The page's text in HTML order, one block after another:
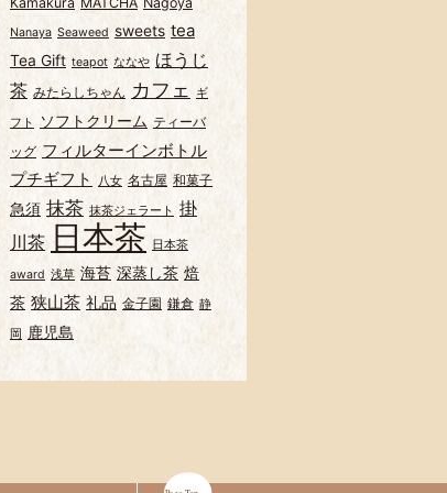
Nanaya Seaweed sweets tea
Tea Gift teapot ななや ほうじ
茶 みたらしちゃん カフェ ギ
フト ソフトクリーム ティーバ
ッグ フィルターインボトル
プチギフト
八女 名古屋 和菓子
急須 抹茶 抹茶ジェラート 掛
川茶 日本茶 日本茶
award 浅草 海苔 深蒸し茶 焙
茶 狭山茶 礼品 金子園 鎌倉 静
岡 鹿児島